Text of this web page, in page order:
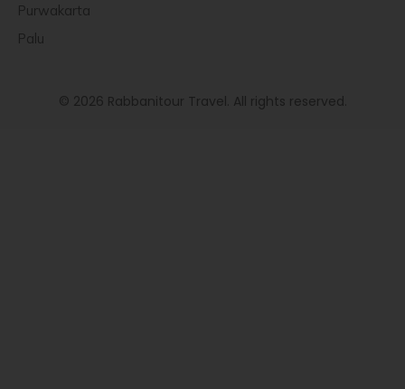
Purwakarta
Palu
© 2026 Rabbanitour Travel. All rights reserved.